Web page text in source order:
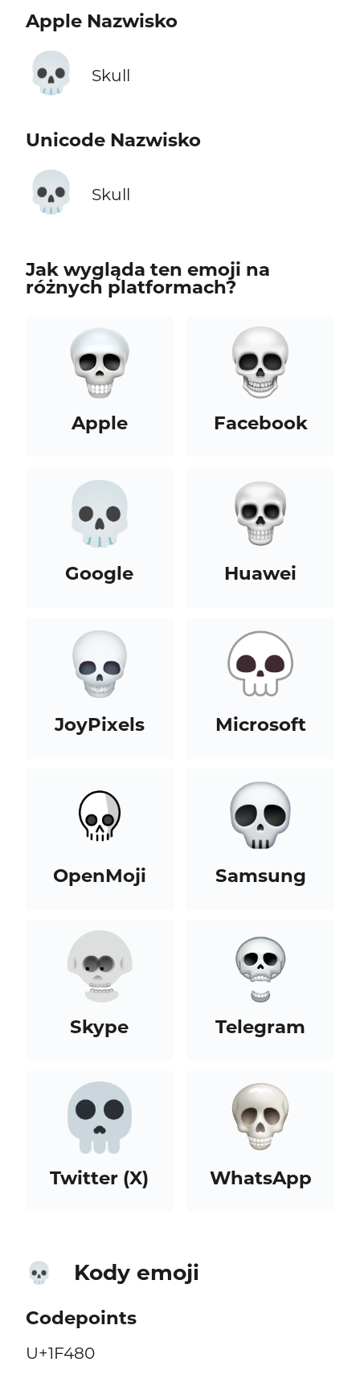
Apple Nazwisko
💀 Skull
Unicode Nazwisko
💀 Skull
Jak wygląda ten emoji na
różnych platformach?
Apple Facebook
Google Huawei
JoyPixels Microsoft
OpenMoji Samsung
Skype Telegram
Twitter (X) WhatsApp
💀 Kody emoji
Codepoints
U+1F480